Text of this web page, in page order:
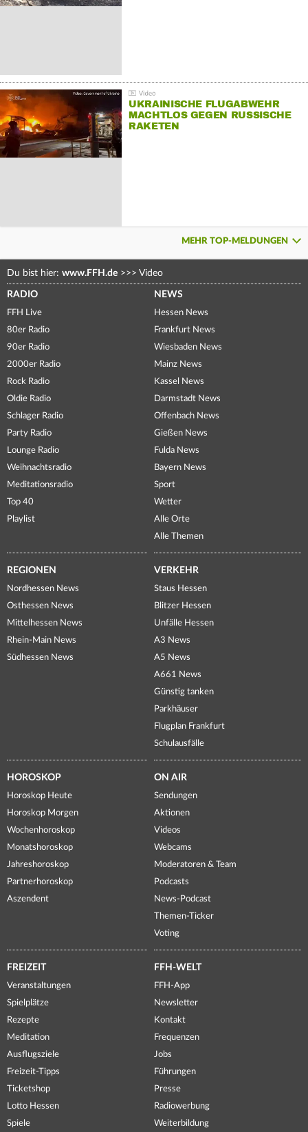
UKRAINISCHE FLUGABWEHR
MACHTLOS GEGEN RUSSISCHE
RAKETEN
MEHR TOP-MELDUNGEN
Du bist hier: www.FFH.de >>> Video
RADIO
FFH Live
80er Radio
90er Radio
2000er Radio
Rock Radio
Oldie Radio
Schlager Radio
Party Radio
Lounge Radio
Weihnachtsradio
Meditationsradio
Top 40
Playlist
NEWS
Hessen News
Frankfurt News
Wiesbaden News
Mainz News
Kassel News
Darmstadt News
Offenbach News
Gießen News
Fulda News
Bayern News
Sport
Wetter
Alle Orte
Alle Themen
REGIONEN
Nordhessen News
Osthessen News
Mittelhessen News
Rhein-Main News
Südhessen News
VERKEHR
Staus Hessen
Blitzer Hessen
Unfälle Hessen
A3 News
A5 News
A661 News
Günstig tanken
Parkhäuser
Flugplan Frankfurt
Schulausfälle
HOROSKOP
Horoskop Heute
Horoskop Morgen
Wochenhoroskop
Monatshoroskop
Jahreshoroskop
Partnerhoroskop
Aszendent
ON AIR
Sendungen
Aktionen
Videos
Webcams
Moderatoren & Team
Podcasts
News-Podcast
Themen-Ticker
Voting
FREIZEIT
Veranstaltungen
Spielplätze
Rezepte
Meditation
Ausflugsziele
Freizeit-Tipps
Ticketshop
Lotto Hessen
Spiele
FFH-WELT
FFH-App
Newsletter
Kontakt
Frequenzen
Jobs
Führungen
Presse
Radiowerbung
Weiterbildung